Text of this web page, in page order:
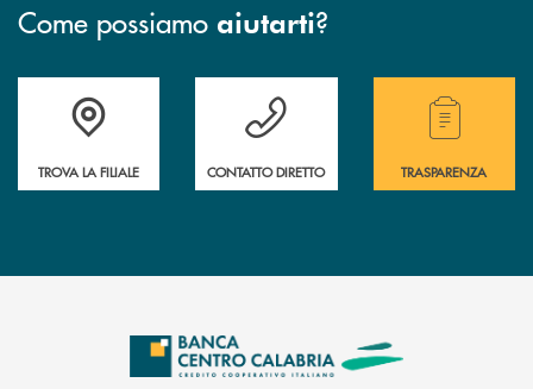
Come possiamo aiutarti?
Accedi all' elenco completo delle filiali .
TROVA LA FILIALE
Hai bisogno di assistenza immediata ?
CONTATTO DIRETTO
Hai bisogno di
TRASPARENZA